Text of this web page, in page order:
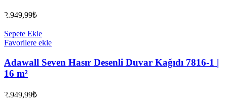
2.949,99₺
Sepete Ekle
Favorilere ekle
Adawall Seven Hasır Desenli Duvar Kağıdı 7816-1 |
16 m²
2.949,99₺